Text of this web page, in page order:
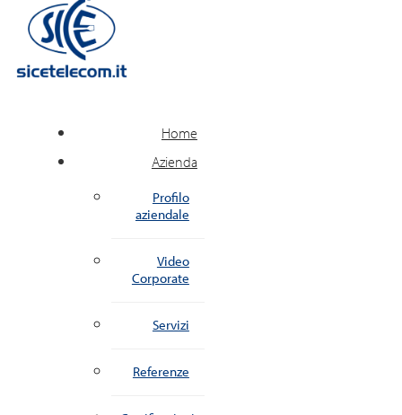
Home
Azienda
Profilo
aziendale
Video
Corporate
Servizi
Referenze